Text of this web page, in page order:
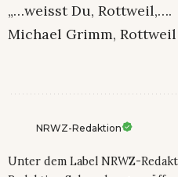
„…weisst Du, Rottweil,….
Michael Grimm, Rottweil
NRWZ-Redaktion
Unter dem Label NRWZ-